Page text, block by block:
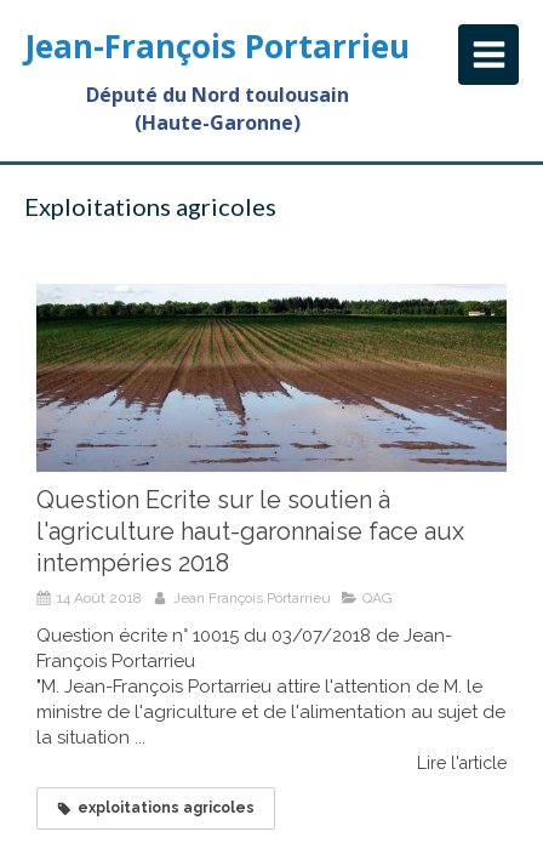
Jean-François Portarrieu
Député du Nord toulousain
(Haute-Garonne)
Exploitations agricoles
Question Ecrite sur le soutien à
l'agriculture haut-garonnaise face aux
intempéries 2018
14 Août 2018 Jean François Portarrieu QAG
Question écrite n° 10015 du 03/07/2018 de Jean-
François Portarrieu
"M. Jean-François Portarrieu attire l'attention de M. le
ministre de l'agriculture et de l'alimentation au sujet de
la situation ...
Lire l'article
exploitations agricoles